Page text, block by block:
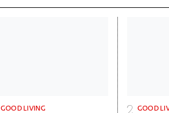
GOOD LIVING GOOD